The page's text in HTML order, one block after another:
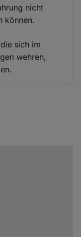
nicht
können.
sich im
wehren,